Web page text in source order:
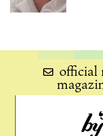
official